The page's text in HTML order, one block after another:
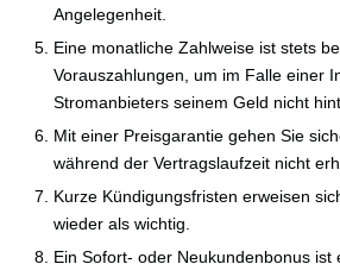
Angelegenheit.
Eine monatliche Zahlweise ist stets
Vorauszahlungen, um im Falle einer
Stromanbieters seinem Geld nicht
Mit einer Preisgarantie gehen Sie
während der Vertragslaufzeit nicht
Kurze Kündigungsfristen erweisen
wieder als wichtig.
Ein Sofort- oder Neukundenbonus ist